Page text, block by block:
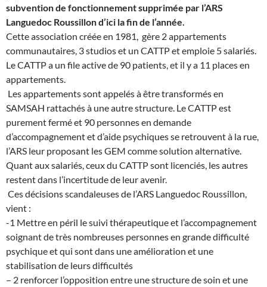
subvention de fonctionnement supprimée par l’ARS
Languedoc Roussillon d’ici la fin de l’année.
Cette association créée en 1981, gère 2 appartements
communautaires, 3 studios et un CATTP et emploie 5 salariés.
Le CATTP a un file active de 90 patients, et il y a 11 places en
appartements.
Les appartements sont appelés à être transformés en
SAMSAH rattachés à une autre structure. Le CATTP est
purement fermé et 90 personnes en demande
d’accompagnement et d’aide psychiques se retrouvent à la rue,
l’ARS leur proposant les GEM comme solution alternative.
Quant aux salariés, ceux du CATTP sont licenciés, les autres
restent dans l’incertitude de leur avenir.
Ces décisions scandaleuses de l’ARS Languedoc Roussillon,
vient :
-1 Mettre en péril le suivi thérapeutique et l’accompagnement
soignant de très nombreuses personnes en grande difficulté
psychique et qui sont dans une amélioration et une
stabilisation de leurs difficultés
– 2 renforcer l’opposition entre une structure de soin et une